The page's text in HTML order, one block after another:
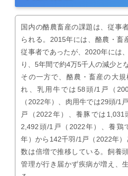
国内の酪農畜産の課題は、従事
られる。2015年には、酪農・畜
従事者であったが、2020年には
り、5年間で約4万5千人の減少と
その一方で、酪農・畜産の大
れ、乳用牛では58頭/1戸（
（2022年）、肉用牛では29頭/1
戸（2022年）、養豚では1,031
2,492頭/1戸（2022年）、養鶏
年）から142千羽/1戸（2022年
数は倍増で推移している。飼養
管理が行き届かず疾病が増え、